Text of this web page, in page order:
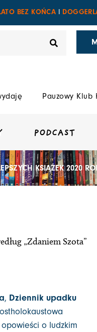
BEZ KOŃCA
Pauzowy Klub
PODCAST
KSIĄŻEK 2020
„Zdaniem Szota”
, Dziennik upadku
o ludzkim